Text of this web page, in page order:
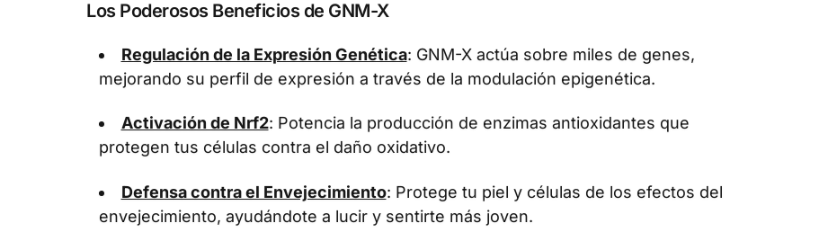
Los Poderosos Beneficios de GNM-X
Regulación de la Expresión Genética: GNM-X actúa sobre miles de genes,
mejorando su perfil de expresión a través de la modulación epigenética.
Activación de Nrf2: Potencia la producción de enzimas antioxidantes que
protegen tus células contra el daño oxidativo.
Defensa contra el Envejecimiento: Protege tu piel y células de los efectos del
envejecimiento, ayudándote a lucir y sentirte más joven.